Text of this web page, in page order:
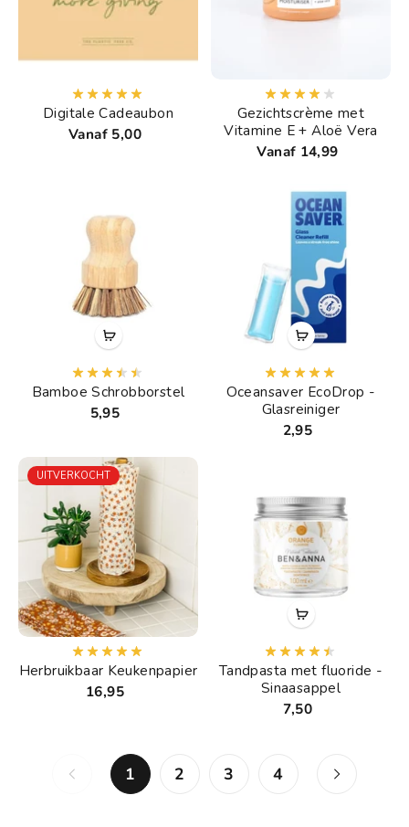
Digitale Cadeaubon
Vanaf 5,00
Gezichtscrème met
Vitamine E + Aloë Vera
Vanaf 14,99
Bamboe Schrobborstel
5,95
Oceansaver EcoDrop -
Glasreiniger
2,95
UITVERKOCHT
Herbruikbaar Keukenpapier
16,95
Tandpasta met fluoride -
Sinaasappel
7,50
1 2 3 4